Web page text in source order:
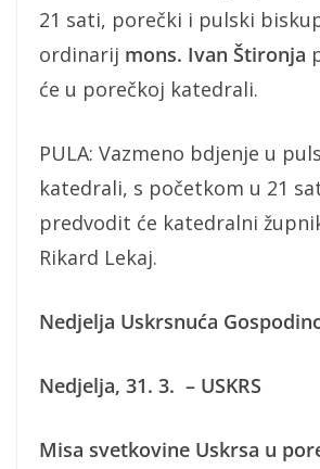
21 sati, porečki i pulski
ordinarij mons. Ivan Štironja
će u porečkoj katedrali.
PULA: Vazmeno bdjenje u
katedrali, s početkom u 21
predvodit će katedralni
Rikard Lekaj.
Nedjelja Uskrsnuća
Nedjelja, 31. 3. – USKRS
Misa svetkovine Uskrsa u